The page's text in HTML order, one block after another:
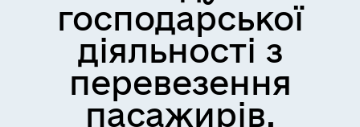
господарської
діяльності з
перевезення
пасажирів,